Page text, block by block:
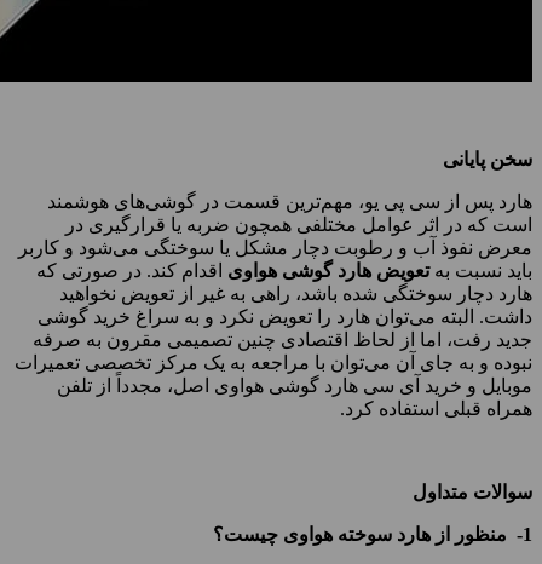
سخن پایانی
هارد پس از سی پی یو، مهم‌ترین قسمت در گوشی‌های هوشمند
است که در اثر عوامل مختلفی همچون ضربه یا قرارگیری در
معرض نفوذ آب و رطوبت دچار مشکل یا سوختگی می‌شود و کاربر
باید نسبت بهتعویض هارد گوشی هواوی اقدام کند. در صورتی که
هارد دچار سوختگی شده باشد، راهی به غیر از تعویض نخواهید
داشت. البته می‌توان هارد را تعویض نکرد و به سراغ خرید گوشی
جدید رفت، اما از لحاظ اقتصادی چنین تصمیمی مقرون به صرفه
نبوده و به جای آن می‌توان با مراجعه به یک مرکز تخصصی تعمیرات
موبایل و خرید آی سی هارد گوشی هواوی اصل، مجدداً از تلفن
همراه قبلی استفاده کرد.
سوالات متداول
1- منظور از هارد سوخته هواوی چیست؟